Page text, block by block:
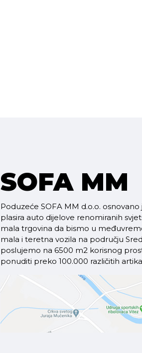
SOFA MM
Poduzeće SOFA MM d.o.o.
plasira auto dijelove renomiranih
mala trgovina da bismo u
mala i teretna vozila na području
poslujemo na 6500 m2 korisnog
ponuditi preko 100.000 različitih